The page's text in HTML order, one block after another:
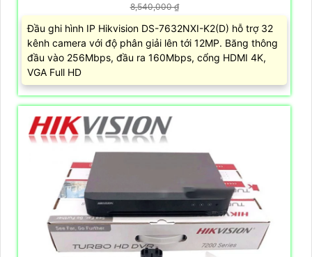
8,540,000 ₫
Đầu ghi hình IP Hikvision DS-7632NXI-K2(D) hỗ trợ 32
kênh camera với độ phân giải lên tới 12MP. Băng thông
đầu vào 256Mbps, đầu ra 160Mbps, cổng HDMI 4K,
VGA Full HD